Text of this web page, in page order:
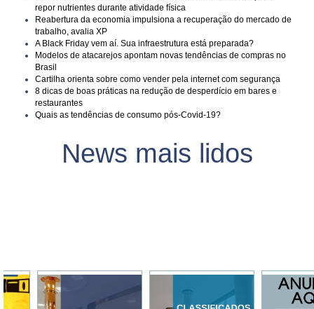
repor nutrientes durante atividade física
Reabertura da economia impulsiona a recuperação do mercado de
trabalho, avalia XP
A Black Friday vem aí. Sua infraestrutura está preparada?
Modelos de atacarejos apontam novas tendências de compras no
Brasil
Cartilha orienta sobre como vender pela internet com segurança
8 dicas de boas práticas na redução de desperdício em bares e
restaurantes
Quais as tendências de consumo pós-Covid-19?
News mais lidos